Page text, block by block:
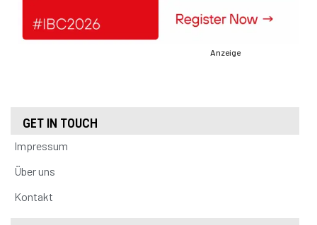
Anzeige
GET IN TOUCH
Impressum
Über uns
Kontakt